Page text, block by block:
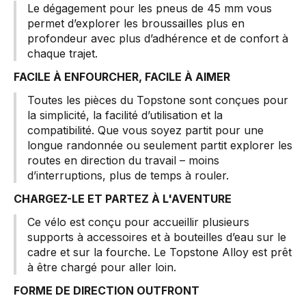
Le dégagement pour les pneus de 45 mm vous
permet d’explorer les broussailles plus en
profondeur avec plus d’adhérence et de confort à
chaque trajet.
FACILE À ENFOURCHER, FACILE À AIMER
Toutes les pièces du Topstone sont conçues pour
la simplicité, la facilité d’utilisation et la
compatibilité. Que vous soyez partit pour une
longue randonnée ou seulement partit explorer les
routes en direction du travail – moins
d’interruptions, plus de temps à rouler.
CHARGEZ-LE ET PARTEZ À L'AVENTURE
Ce vélo est conçu pour accueillir plusieurs
supports à accessoires et à bouteilles d’eau sur le
cadre et sur la fourche. Le Topstone Alloy est prêt
à être chargé pour aller loin.
FORME DE DIRECTION OUTFRONT